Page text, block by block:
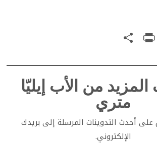
جهارًا
عمرها
غيرَ
Copy
PrintFriendly
من الأب إيليّا
متري
أحدث التدوينات المرسلة إلى بريدك
الإلكتروني.